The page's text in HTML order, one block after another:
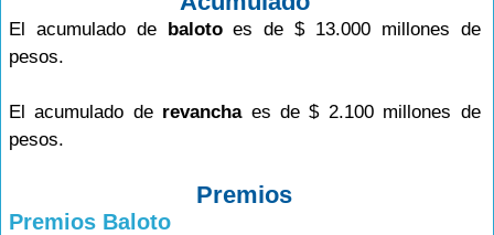
El acumulado de balotoes de $ 13.000 millones de
pesos.
El acumulado de revanchaes de $ 2.100 millones de
pesos.
Premios
Premios Baloto